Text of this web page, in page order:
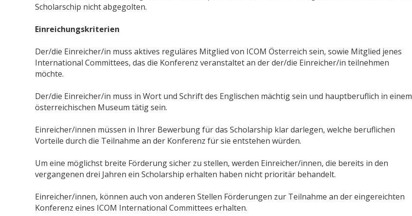
Scholarschip nicht abgegolten.
Einreichungskriterien
Der/die Einreicher/in muss aktives reguläres Mitglied von ICOM Österreich sein, sowie Mitglied jenes
International Committees, das die Konferenz veranstaltet an der der/die Einreicher/in teilnehmen
möchte.
Der/die Einreicher/in muss in Wort und Schrift des Englischen mächtig sein und hauptberuflich in einem
österreichischen Museum tätig sein.
Einreicher/innen müssen in Ihrer Bewerbung für das Scholarship klar darlegen, welche beruflichen
Vorteile durch die Teilnahme an der Konferenz für sie entstehen würden.
Um eine möglichst breite Förderung sicher zu stellen, werden Einreicher/innen, die bereits in den
vergangenen drei Jahren ein Scholarship erhalten haben nicht prioritär behandelt.
Einreicher/innen, können auch von anderen Stellen Förderungen zur Teilnahme an der eingereichten
Konferenz eines ICOM International Committees erhalten.